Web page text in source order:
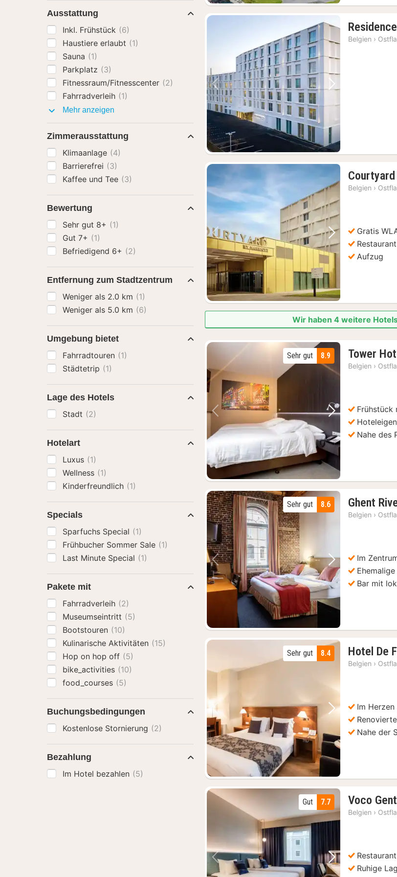
Vorheriges Bild Nächstes Bild
Belgien ›
Vorheriges Bild Nächstes Bild
Belgien ›
Gratis
Restaurant
Aufzug
Wir haben 4 weitere
Vorheriges Bild Nächstes Bild
8.9
Sehr gut Tower
Belgien ›
Frühstück
Nahe des
Vorheriges Bild Nächstes Bild
8.6
Sehr gut Ghent
Belgien ›
Im
Bar mit
Vorheriges Bild Nächstes Bild
8.4
Sehr gut Hotel De
Belgien ›
Im
Nahe der
Vorheriges Bild Nächstes Bild
7.7
Gut Voco Gent
Belgien ›
Restaurant
Ruhige
Ausstattung
Inkl. Frühstück (6)
Haustiere erlaubt (1)
Sauna (1)
Parkplatz (3)
Fitnessraum/Fitnesscenter (2)
Fahrradverleih (1)
Mehr anzeigen
Zimmerausstattung
Klimaanlage (4)
Barrierefrei (3)
Kaffee und Tee (3)
Bewertung
Sehr gut 8+ (1)
Gut 7+ (1)
Befriedigend 6+ (2)
Entfernung zum Stadtzentrum
Weniger als 2.0 km (1)
Weniger als 5.0 km (6)
Umgebung bietet
Fahrradtouren (1)
Städtetrip (1)
Lage des Hotels
Stadt (2)
Hotelart
Luxus (1)
Wellness (1)
Kinderfreundlich (1)
Specials
Sparfuchs Special (1)
Frühbucher Sommer Sale (1)
Last Minute Special (1)
Pakete mit
Fahrradverleih (2)
Museumseintritt (5)
Bootstouren (10)
Kulinarische Aktivitäten (15)
Hop on hop off (5)
bike_activities (10)
food_courses (5)
Buchungsbedingungen
Kostenlose Stornierung (2)
Bezahlung
Im Hotel bezahlen (5)